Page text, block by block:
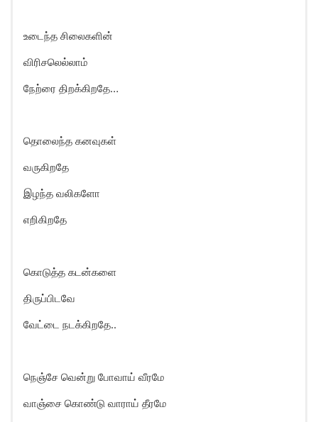
உடைந்த சிலைகளின்
விரிசலெல்லாம்
நேற்ரை திறக்கிறதே…
தொலைந்த கனவுகள்
வருகிறதே
இழந்த வலிகளோ
எறிகிறதே
கொடுத்த கடன்களை
திருப்பிடவே
வேட்டை நடக்கிறதே..
நெஞ்சே வென்று போவாய் வீரமே
வாஞ்சை கொண்டு வாராய் தீரமே